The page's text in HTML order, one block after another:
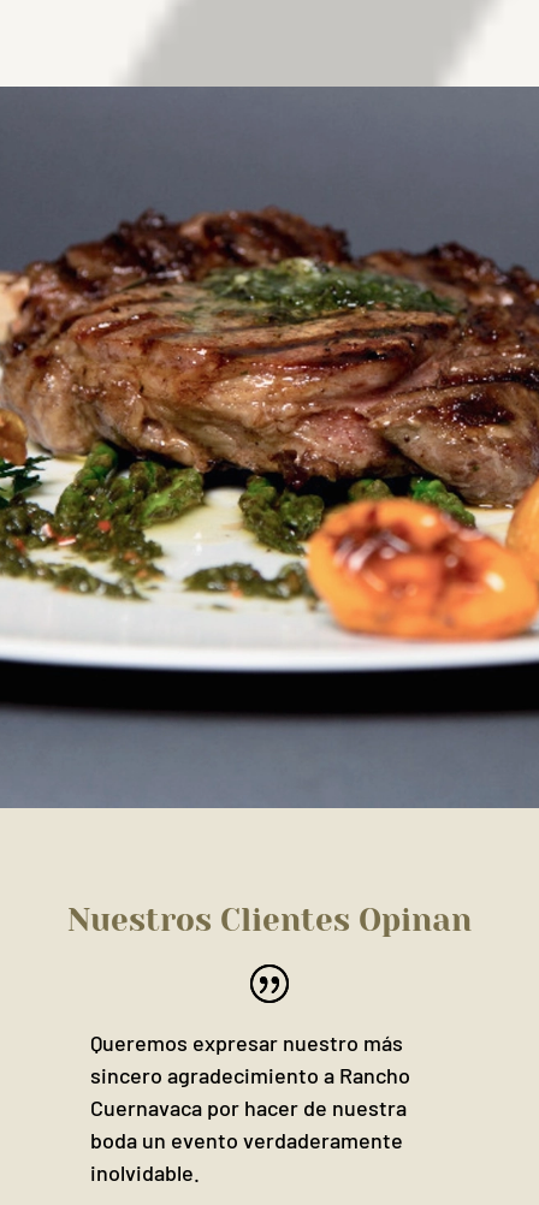
Nuestros Clientes Opinan
Queremos expresar nuestro más
sincero agradecimiento a Rancho
Cuernavaca por hacer de nuestra
boda un evento verdaderamente
inolvidable.